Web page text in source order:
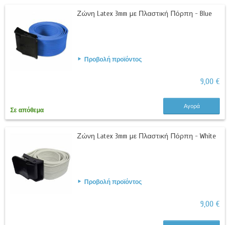
Ζώνη Latex 3mm με Πλαστική Πόρπη - Blue
Προβολή προϊόντος
9,00 €
Σε απόθεμα
Αγορά
Ζώνη Latex 3mm με Πλαστική Πόρπη - White
Προβολή προϊόντος
9,00 €